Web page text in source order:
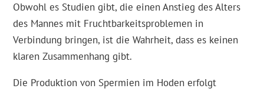
Obwohl es Studien gibt, die einen Anstieg des Alters
des Mannes mit Fruchtbarkeitsproblemen in
Verbindung bringen, ist die Wahrheit, dass es keinen
klaren Zusammenhang gibt.
Die Produktion von Spermien im Hoden erfolgt